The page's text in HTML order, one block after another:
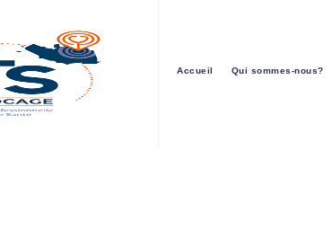
Accueil Qui sommes-nous?